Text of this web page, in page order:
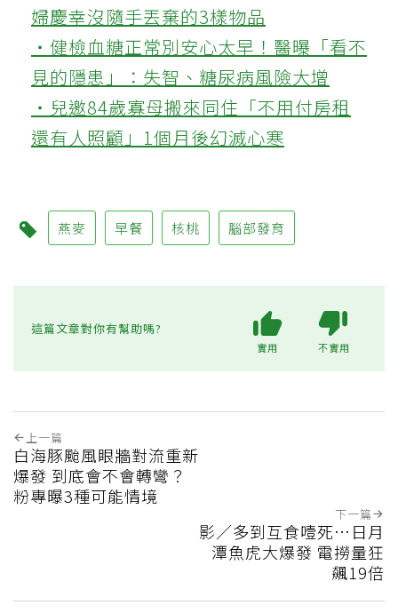
婦慶幸沒隨手丟棄的3樣物品
‧健檢血糖正常別安心太早！醫曝「看不
見的隱患」：失智、糖尿病風險大增
‧兒邀84歲寡母搬來同住「不用付房租
還有人照顧」1個月後幻滅心寒
燕麥 早餐 核桃 腦部發育
這篇文章對你有幫助嗎?
實用 不實用
上一篇
白海豚颱風眼牆對流重新
爆發 到底會不會轉彎？
粉專曝3種可能情境
下一篇
影／多到互食噎死…日月
潭魚虎大爆發 電撈量狂
飆19倍